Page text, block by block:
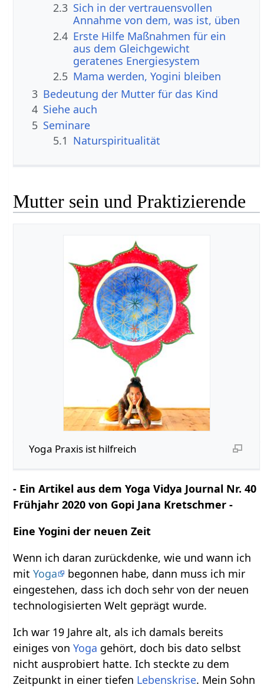
2.3 Sich in der vertrauensvollen
Annahme von dem, was ist, üben
2.4 Erste Hilfe Maßnahmen für ein
aus dem Gleichgewicht
geratenes Energiesystem
2.5 Mama werden, Yogini bleiben
3 Bedeutung der Mutter für das Kind
4 Siehe auch
5 Seminare
5.1 Naturspiritualität
Mutter sein und Praktizierende
Yoga Praxis ist hilfreich
- Ein Artikel aus dem Yoga Vidya Journal Nr. 40
Frühjahr 2020 von Gopi Jana Kretschmer -
Eine Yogini der neuen Zeit
Wenn ich daran zurückdenke, wie und wann ich
mitYoga
begonnen habe, dann muss ich mir
eingestehen, dass ich doch sehr von der neuen
technologisierten Welt geprägt wurde.
Ich war 19 Jahre alt, als ich damals bereits
einiges vonYoga gehört, doch bis dato selbst
nicht ausprobiert hatte. Ich steckte zu dem
Zeitpunkt in einer tiefen Lebenskrise. Mein Sohn